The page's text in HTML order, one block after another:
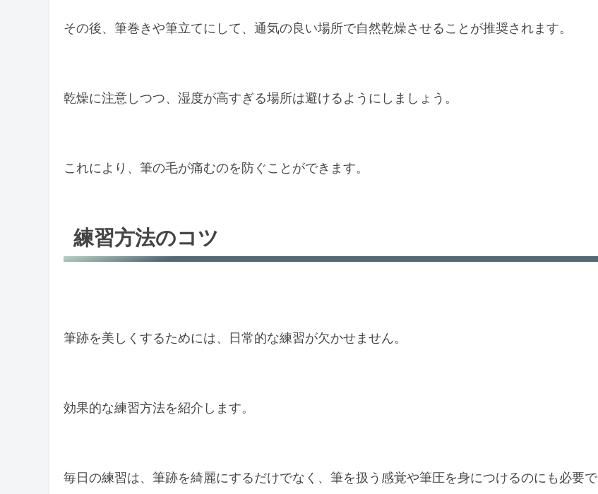
その後、筆巻きや筆立てにして、通気の良い場所で自然乾燥させることが推奨されます。
乾燥に注意しつつ、湿度が高すぎる場所は避けるようにしましょう。
これにより、筆の毛が痛むのを防ぐことができます。
練習方法のコツ
筆跡を美しくするためには、日常的な練習が欠かせません。
効果的な練習方法を紹介します。
毎日の練習は、筆跡を綺麗にするだけでなく、筆を扱う感覚や筆圧を身につけるのにも必要で